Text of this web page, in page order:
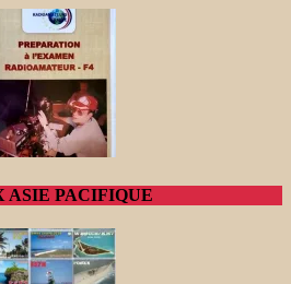
ASIE PACIFIQUE